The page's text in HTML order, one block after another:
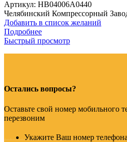
Артикул: HB04006A0440
Челябинский Компрессорный
Добавить в список желаний
Подробнее
Быстрый просмотр
Остались вопросы?
Оставьте свой номер мобильного
перезвоним
Укажите Ваш номер телефона